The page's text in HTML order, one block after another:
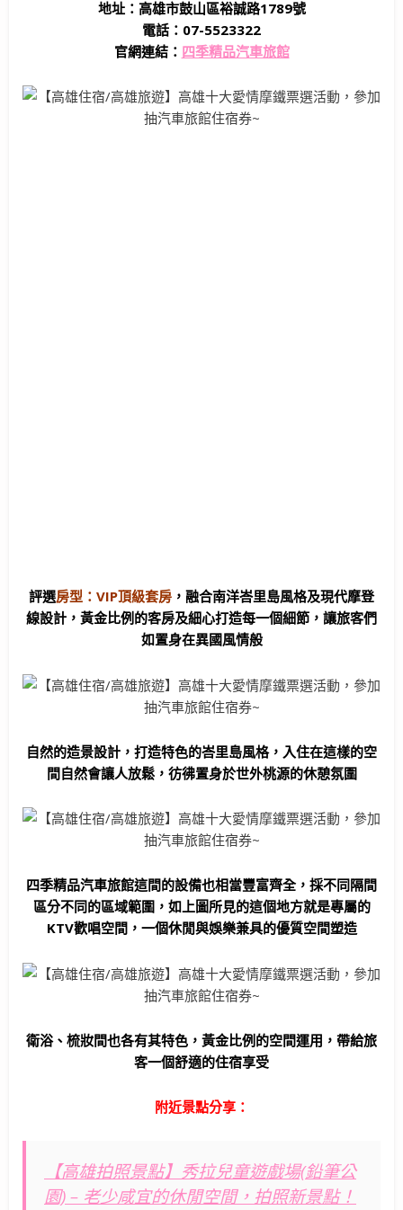
地址：高雄市鼓山區裕誠路1789號
電話：07-5523322
官網連結： 四季精品汽車旅館
評選房型：VIP頂級套房 ， 融合南洋峇里島風格及現代摩登
線設計，黃金比例的客房及細心打造每一個細節，讓旅客們
如置身在異國風情般
自然的造景設計，打造特色的峇里島風格，入住在這樣的空
間自然會讓人放鬆，彷彿置身於世外桃源的休憩氛圍
四季精品汽車旅館這間的設備也相當豐富齊全，採不同隔間
區分不同的區域範圍，如上圖所見的這個地方就是專屬的
KTV歡唱空間，一個休閒與娛樂兼具的優質空間塑造
衛浴、梳妝間也各有其特色，黃金比例的空間運用，帶給旅
客一個舒適的住宿享受
附近景點分享：
【高雄拍照景點】秀拉兒童遊戲場(鉛筆公
園) – 老少咸宜的休閒空間，拍照新景點！